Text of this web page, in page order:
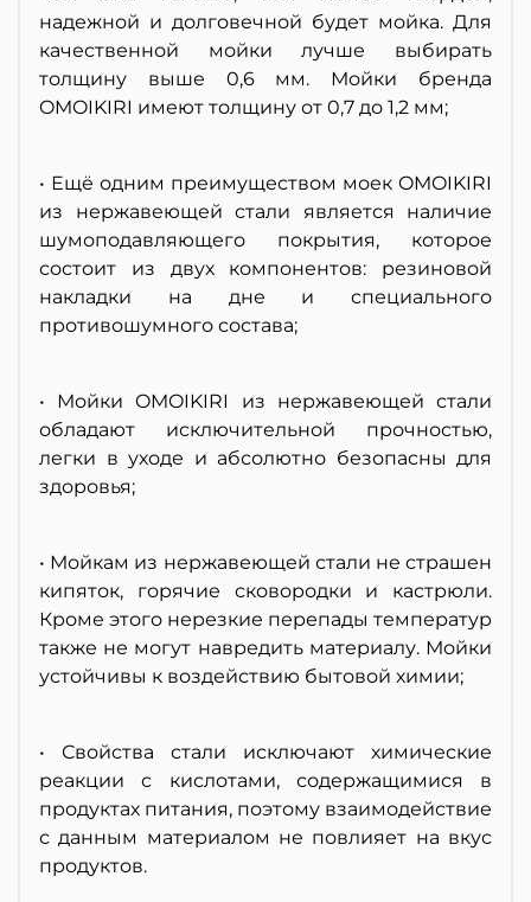
надежной и долговечной будет мойка. Для
качественной мойки лучше выбирать
толщину выше 0,6 мм. Мойки бренда
OMOIKIRI имеют толщину от 0,7 до 1,2 мм;
• Ещё одним преимуществом моек OMOIKIRI
из нержавеющей стали является наличие
шумоподавляющего покрытия, которое
состоит из двух компонентов: резиновой
накладки на дне и специального
противошумного состава;
• Мойки OMOIKIRI из нержавеющей стали
обладают исключительной прочностью,
легки в уходе и абсолютно безопасны для
здоровья;
• Мойкам из нержавеющей стали не страшен
кипяток, горячие сковородки и кастрюли.
Кроме этого нерезкие перепады температур
также не могут навредить материалу. Мойки
устойчивы к воздействию бытовой химии;
• Свойства стали исключают химические
реакции с кислотами, содержащимися в
продуктах питания, поэтому взаимодействие
с данным материалом не повлияет на вкус
продуктов.